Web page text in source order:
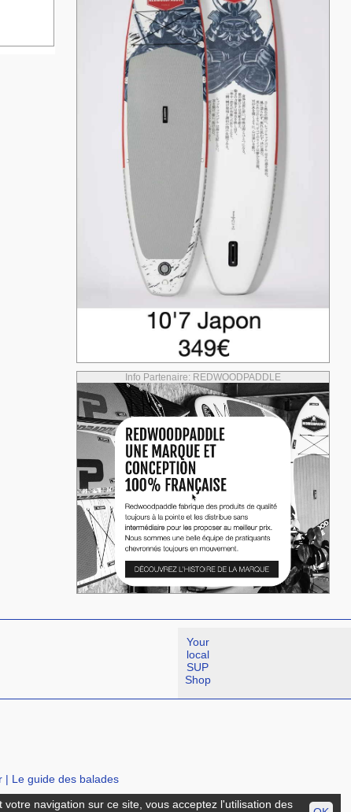
Info Partenaire: REDWOODPADDLE
Your
local
SUP
Shop
| Le guide des balades
navigation sur ce site, vous acceptez l'utilisation des